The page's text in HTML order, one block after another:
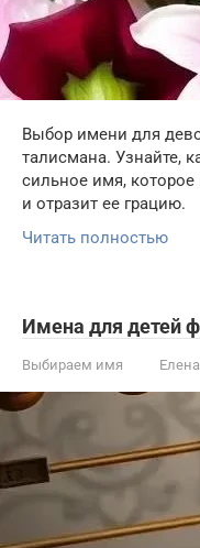
Выбор имени для
талисмана. Узнайте,
сильное имя,
и отразит ее грацию.
Читать полностью
Имена для детей
Выбираем имя